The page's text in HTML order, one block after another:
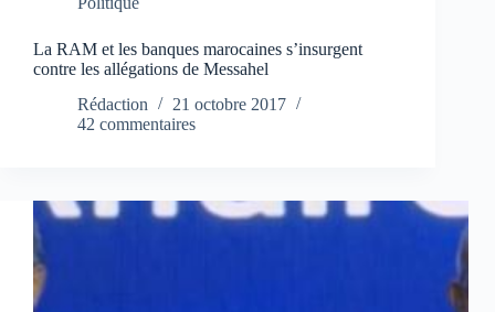
La RAM et les banques marocaines s’insurgent
contre les allégations de Messahel
Rédaction
21 octobre 2017
42 commentaires